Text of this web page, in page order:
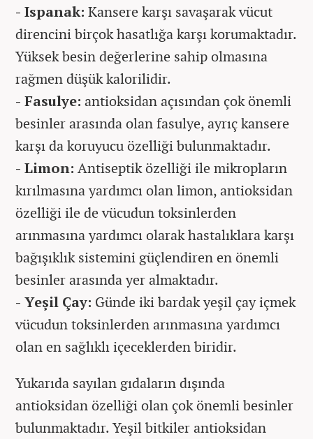
- Ispanak: Kansere karşı savaşarak vücut
direncini birçok hasatlığa karşı korumaktadır.
Yüksek besin değerlerine sahip olmasına
rağmen düşük kalorilidir.
- Fasulye: antioksidan açısından çok önemli
besinler arasında olan fasulye, ayrıç kansere
karşı da koruyucu özelliği bulunmaktadır.
- Limon: Antiseptik özelliği ile mikropların
kırılmasına yardımcı olan limon, antioksidan
özelliği ile de vücudun toksinlerden
arınmasına yardımcı olarak hastalıklara karşı
bağışıklık sistemini güçlendiren en önemli
besinler arasında yer almaktadır.
- Yeşil Çay: Günde iki bardak yeşil çay içmek
vücudun toksinlerden arınmasına yardımcı
olan en sağlıklı içeceklerden biridir.
Yukarıda sayılan gıdaların dışında
antioksidan özelliği olan çok önemli besinler
bulunmaktadır. Yeşil bitkiler antioksidan